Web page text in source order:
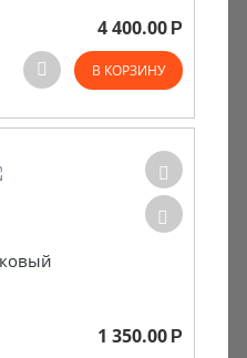
4 400.00 Р
В КОРЗИНУ
1 350.00 Р